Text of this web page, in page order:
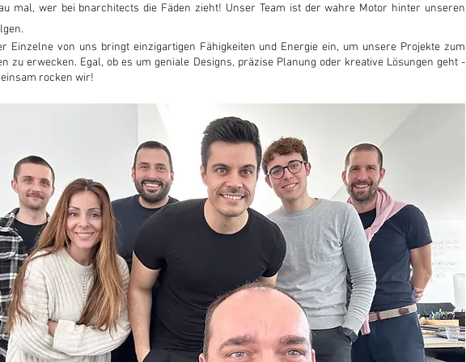
mal, wer bei bnarchitects die Fäden zieht! Unser Team ist der wahre Motor hinter unseren
Einzelne von uns bringt einzigartigen Fähigkeiten und Energie ein, um unsere Projekte zum
zu erwecken. Egal, ob es um geniale Designs, präzise Planung oder kreative Lösungen geht -
rocken wir!